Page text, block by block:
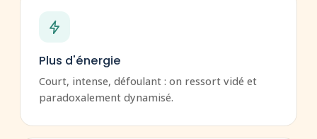
Plus d'énergie
Court, intense, défoulant : on ressort vidé et
paradoxalement dynamisé.